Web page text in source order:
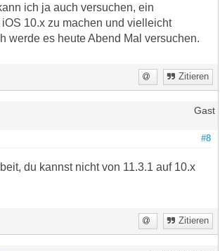
ich ja auch versuchen, ein
10.x zu machen und vielleicht
werde es heute Abend Mal versuchen.
Zitieren
Gast
#8
du kannst nicht von 11.3.1 auf 10.x
Zitieren